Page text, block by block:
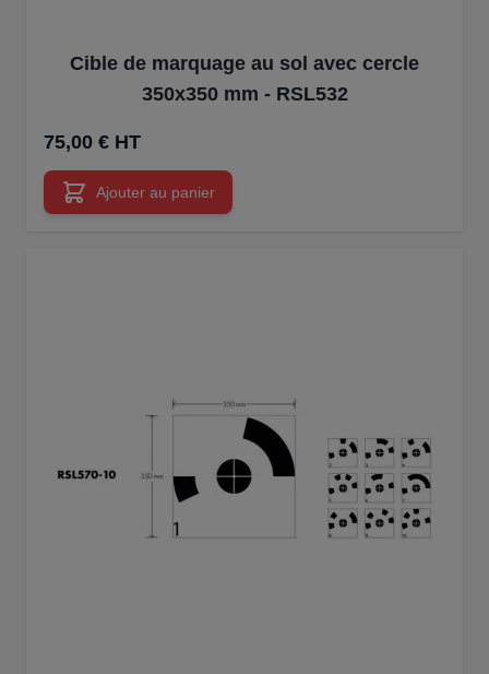
Cible de marquage au sol avec cercle
350x350 mm - RSL532
75,00 € HT
Ajouter au panier